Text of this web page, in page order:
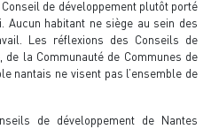
de développement plutôt porté
Aucun habitant ne siège au sein des
Les réflexions des Conseils de
de la Communauté de Communes de
nantais ne visent pas l’ensemble de
de développement de Nantes